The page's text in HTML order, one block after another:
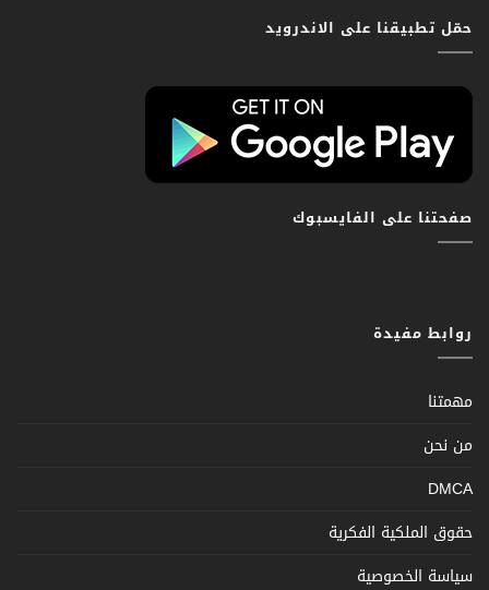
حمّل تطبيقنا على الاندرويد
صفحتنا على الفايسبوك
روابط مفيدة
مهمتنا
من نحن
DMCA
حقوق الملكية الفكرية
سياسة الخصوصية